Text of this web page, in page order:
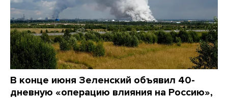
В конце июня Зеленский объявил 40-
дневную «операцию влияния на Россию»,